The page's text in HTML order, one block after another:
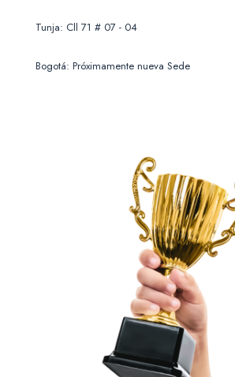
Tunja: Cll 71 # 07 - 04
Bogotá: Próximamente nueva Sede